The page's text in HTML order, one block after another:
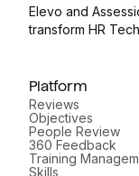
Elevo and
transform HR
Platform
Reviews
Objectives
People Review
360 Feedback
Training
Skills